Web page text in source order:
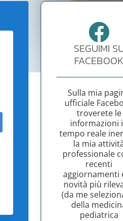
SEGUIMI
FACEBOOK
Sulla mia
ufficiale
troverete le
informazioni
tempo reale
la mia
professionale
recenti
aggiornamenti
novità più
(da me
della
pediatrica